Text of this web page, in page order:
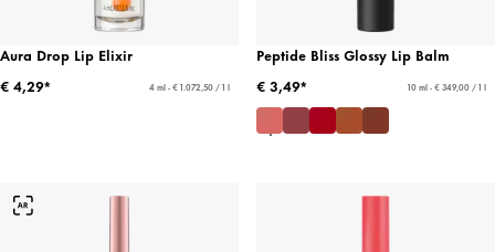
Aura Drop Lip Elixir
€ 4,29*
4 ml - € 1.072,50 / 1 l
Peptide Bliss Glossy Lip Balm
€ 3,49*
10 ml - € 349,00 / 1 l